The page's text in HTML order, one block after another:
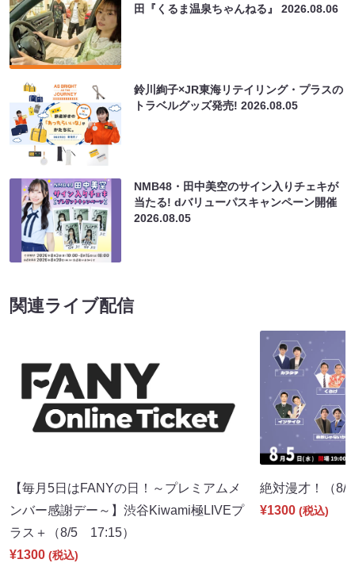
田『くるま温泉ちゃんねる』2026.08.06
鈴川絢子×JR東海リテイリング・プラスの
トラベルグッズ発売!2026.08.05
NMB48・田中美空のサイン入りチェキが
当たる! dバリューパスキャンペーン開催
2026.08.05
関連ライブ配信
【毎月5日はFANYの日！～プレミアムメ
ンバー感謝デー～】渋谷Kiwami極LIVEプ
ラス＋（8/5 17:15）
¥1300 (税込)
絶対漫才！（
¥1300 (税込)